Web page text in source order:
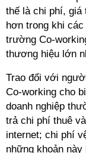
thế là chi phí, giá
hơn trong khi
trường Co-
thương hiệu lớn
Trao đổi với
Co-working cho
doanh nghiệp
trả chi phí thuê
internet; chi phí
những khoản